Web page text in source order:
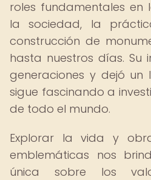
roles fundamentales en
la sociedad, la
construcción de
hasta nuestros días. Su
generaciones y dejó
sigue fascinando a
de todo el mundo.
Explorar la vida y
emblemáticas nos
única sobre los